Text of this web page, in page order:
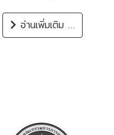
อ่านเพิ่มเติม …